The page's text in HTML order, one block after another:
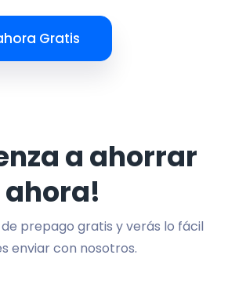
Gratis
a ahorrar
ahora!
prepago gratis y verás lo fácil
enviar con nosotros.